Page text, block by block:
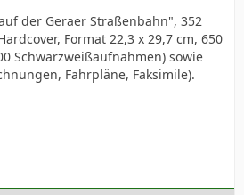
der Geraer Straßenbahn", 352
Format 22,3 x 29,7 cm, 650
Schwarzweißaufnahmen) sowie
Fahrpläne, Faksimile).